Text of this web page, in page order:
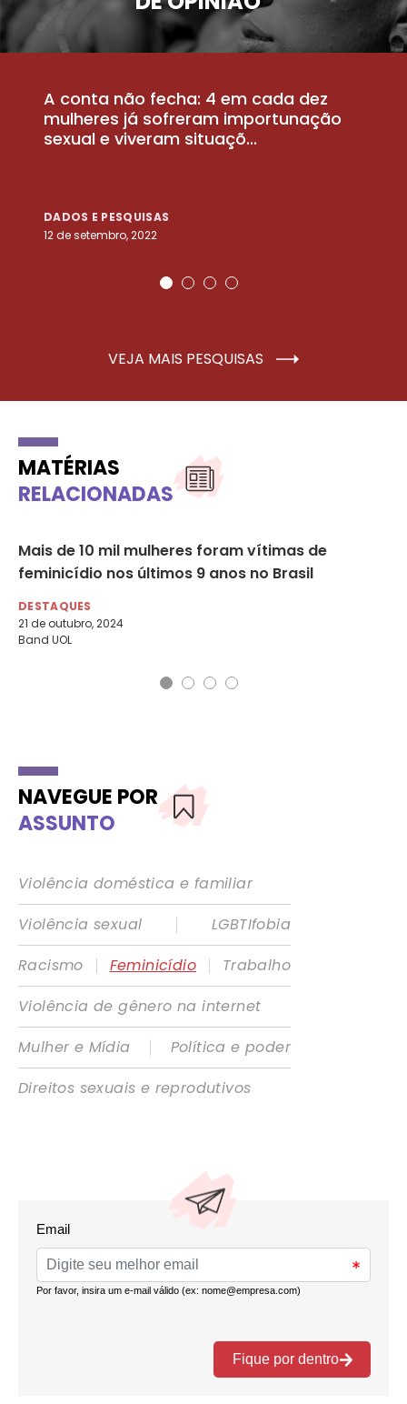
A conta não fecha: 4 em cada dez
mulheres já sofreram importunação
sexual e viveram situaçõ...
DADOS E PESQUISAS
12 de setembro, 2022
VEJA MAIS PESQUISAS
MATÉRIAS
RELACIONADAS
Mais de 10 mil mulheres foram vítimas de
feminicídio nos últimos 9 anos no Brasil
DESTAQUES
21 de outubro, 2024
Band UOL
NAVEGUE POR
ASSUNTO
Violência doméstica e familiar
Violência sexual
|
LGBTIfobia
Racismo
| Feminicídio |
Trabalho
Violência de gênero na internet
Mulher e Mídia
|
Política e poder
Direitos sexuais e reprodutivos